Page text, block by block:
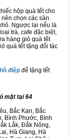
hộp quà tết cho
chọn các sản
Ngược lại nếu là
trà, cafe đặc biệt,
hàng giỏ quà tết
quà tết tặng đối tác
điệp để tặng tết
mặt tại 64
Bắc Kạn, Bắc
Bình Phước, Bình
Lắk, Đắk Nông,
Hà Giang, Hà